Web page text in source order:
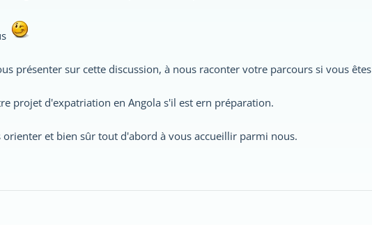
présenter sur cette discussion, à nous raconter votre parcours si vous êtes
projet d'expatriation en Angola s'il est ern préparation.
orienter et bien sûr tout d'abord à vous accueillir parmi nous.